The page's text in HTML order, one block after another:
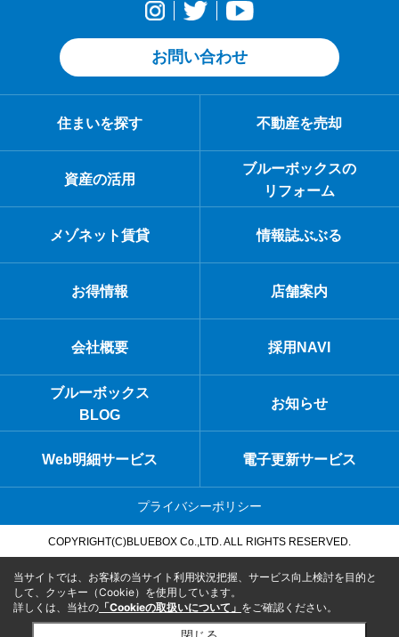
お問い合わせ
住まいを探す 不動産を売却
資産の活用
ブルーボックスの
リフォーム
メゾネット賃貸 情報誌ぶぶる
お得情報 店舗案内
会社概要 採用NAVI
ブルーボックス
BLOG
お知らせ
Web明細サービス 電子更新サービス
プライバシーポリシー
COPYRIGHT(C)BLUEBOX Co.,LTD. ALL RIGHTS RESERVED.
当サイトでは、お客様の当サイト利用状況把握、サービス向上検討を目的と
して、クッキー（Cookie）を使用しています。
詳しくは、当社の 「Cookieの取扱いについて」 をご確認ください。